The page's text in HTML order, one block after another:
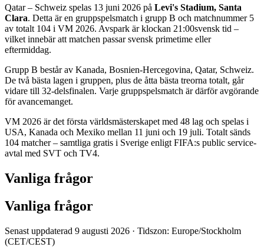
Qatar – Schweiz spelas 13 juni 2026 på Levi's Stadium, Santa
Clara. Detta ären gruppspelsmatch i grupp B och matchnummer 5
av totalt 104 i VM 2026. Avspark är klockan 21:00svensk tid –
vilket innebär att matchen passar svensk primetime eller
eftermiddag.
Grupp B består av Kanada, Bosnien-Hercegovina, Qatar, Schweiz.
De två bästa lagen i gruppen, plus de åtta bästa treorna totalt, går
vidare till 32-delsfinalen. Varje gruppspelsmatch är därför avgörande
för avancemanget.
VM 2026 är det första världsmästerskapet med 48 lag och spelas i
USA, Kanada och Mexiko mellan 11 juni och 19 juli. Totalt sänds
104 matcher – samtliga gratis i Sverige enligt FIFA:s public service-
avtal med SVT och TV4.
Vanliga frågor
Vanliga frågor
Senast uppdaterad 9 augusti 2026 · Tidszon: Europe/Stockholm
(CET/CEST)